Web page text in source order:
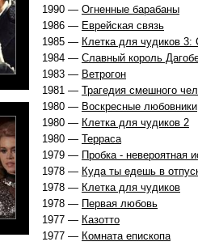
1990 — Огненные барабаны
1986 — Еврейская связь
1985 — Клетка для чудиков 3:
1984 — Славный король
1983 — Ветрогон
1981 — Трагедия смешного
1980 — Воскресные любовники
1980 — Клетка для чудиков 2
1980 — Терраса
1979 — Пробка - невероятная
1978 — Куда ты едешь в
1978 — Клетка для чудиков
1978 — Первая любовь
1977 — Казотто
1977 — Комната епископа